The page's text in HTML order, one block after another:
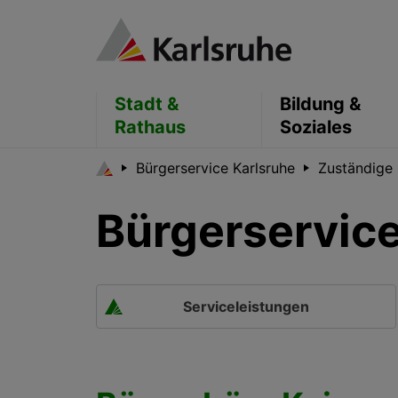
Stadt &
Rathaus
Bildung &
Soziales
Bürgerservice Karlsruhe Zuständige
Serviceleistungen